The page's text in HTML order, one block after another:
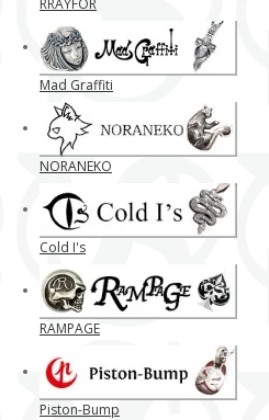
Mad Graffiti
NORANEKO
Cold I's
RAMPAGE
Piston-Bump